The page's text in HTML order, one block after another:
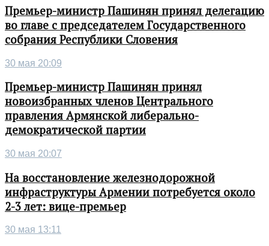
Премьер-министр Пашинян принял делегацию
во главе с председателем Государственного
собрания Республики Словения
30 мая 20:09
Премьер-министр Пашинян принял
новоизбранных членов Центрального
правления Армянской либерально-
демократической партии
30 мая 20:07
На восстановление железнодорожной
инфраструктуры Армении потребуется около
2-3 лет: вице-премьер
30 мая 13:11